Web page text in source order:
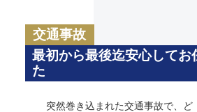
交通事故
最初から最後迄安心してお
た
突然巻き込まれた交通事故で、ど